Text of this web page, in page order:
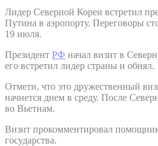
Лидер Северной Кореи встретил
Путина в аэропорту. Переговоры
19 июля.
Президент РФ начал визит в
его встретил лидер страны и обнял.
Отмети, что это дружественный
начнется днем в среду. После
во Вьетнам.
Визит прокомментировал
государства.